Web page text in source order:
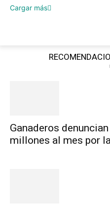
Cargar más
Ganaderos
millones al mes por